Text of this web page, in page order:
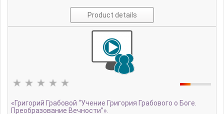
Product details
«Григорий Грабовой “Учение Григория Грабового о Боге.
Преобразование Вечности”».